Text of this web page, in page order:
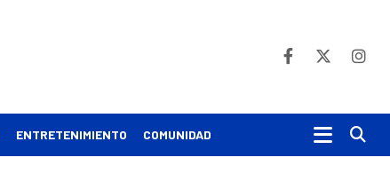
ENTRETENIMIENTO COMUNIDAD